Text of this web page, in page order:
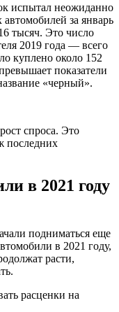
испытал неожиданно
за январь
тысяч. Это число
2019 года — всего
куплено около 152
показатели
«черный».
спроса. Это
последних
в 2021 году
подниматься еще
в 2021 году,
расти,
расценки на